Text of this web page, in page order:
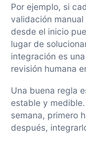
Por ejemplo, si
validación
desde el inicio
lugar de
integración es
revisión humana
Una buena regla
estable y
semana, primero
después,